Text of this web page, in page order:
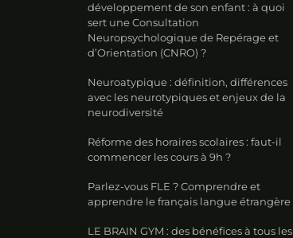
développement de son enfant : à quoi
sert une Consultation
Neuropsychologique de Repérage et
d’Orientation (CNRO) ?
Neuroatypique : définition, différences
avec les neurotypiques et enjeux de la
neurodiversité
Réforme des horaires scolaires : faut-il
commencer les cours à 9h ?
Parlez-vous FLE ? Comprendre et
apprendre le français langue étrangère
LE BRAIN GYM : des bénéfices à tous les